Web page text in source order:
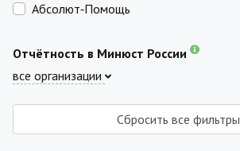
Абсолют‑Помощь
Отчётность в Минюст России
все организации
Сбросить все фильтры